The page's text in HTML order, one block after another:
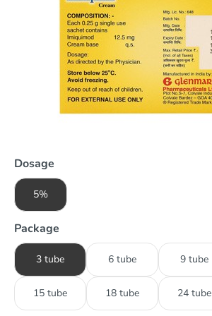
Dosage
5%
Package
3 tube 6 tube 9 tube
15 tube 18 tube 24 tube